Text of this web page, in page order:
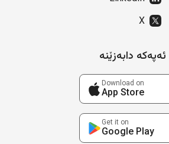
X
ئەپەکە دابەزێنە
Download on
App Store
Get it on
Google Play